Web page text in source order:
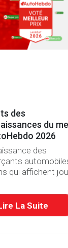
des
du
2026
des
qui affichent
La Suite